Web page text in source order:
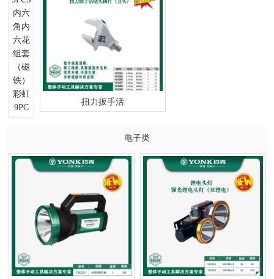
彩虹
9PC
扭力扳手活
电子类